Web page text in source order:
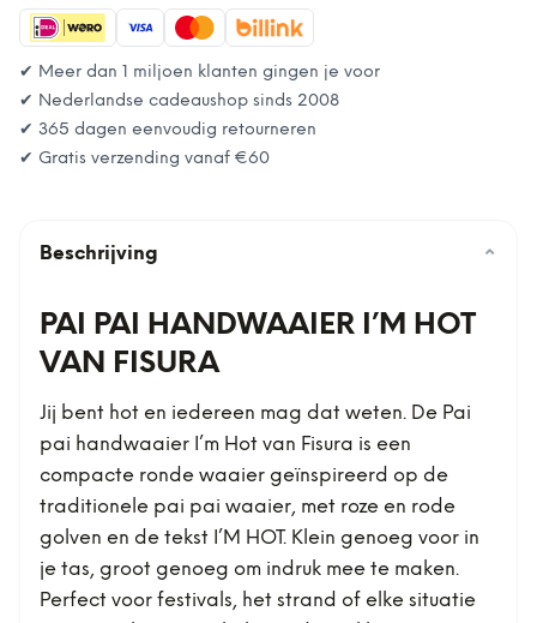
✔ Meer dan 1 miljoen klanten gingen je voor
✔ Nederlandse cadeaushop sinds 2008
✔ 365 dagen eenvoudig retourneren
✔ Gratis verzending vanaf €60
Beschrijving ⌄
PAI PAI HANDWAAIER I’M HOT
VAN FISURA
Jij bent hot en iedereen mag dat weten. De Pai
pai handwaaier I’m Hot van Fisura is een
compacte ronde waaier geïnspireerd op de
traditionele pai pai waaier, met roze en rode
golven en de tekst I’M HOT. Klein genoeg voor in
je tas, groot genoeg om indruk mee te maken.
Perfect voor festivals, het strand of elke situatie